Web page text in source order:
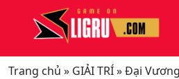
Trang chủ » GIẢI TRÍ»Đại